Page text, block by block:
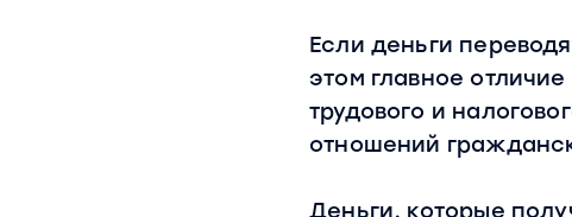
Если деньги
этом главное
трудового и
отношений
Деньги, которые